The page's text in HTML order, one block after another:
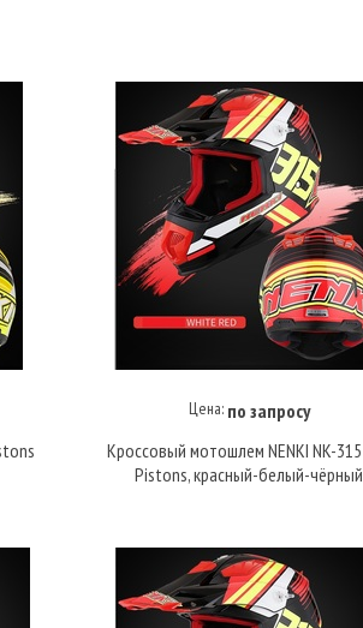
Купить под заказ
Цена: по запросу
Кроссовый мотошлем NENKI NK-
Pistons, красный-белый-чёрный